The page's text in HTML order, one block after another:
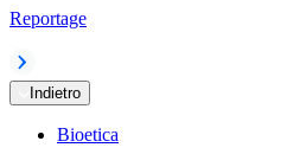
Reportage
Indietro
Bioetica